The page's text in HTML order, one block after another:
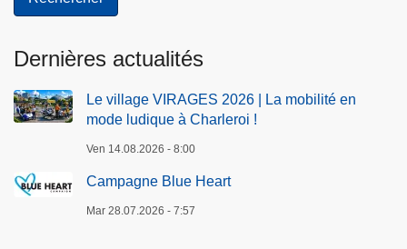
Dernières actualités
Le village VIRAGES 2026 | La mobilité en
mode ludique à Charleroi !
Ven 14.08.2026 - 8:00
Campagne Blue Heart
Mar 28.07.2026 - 7:57